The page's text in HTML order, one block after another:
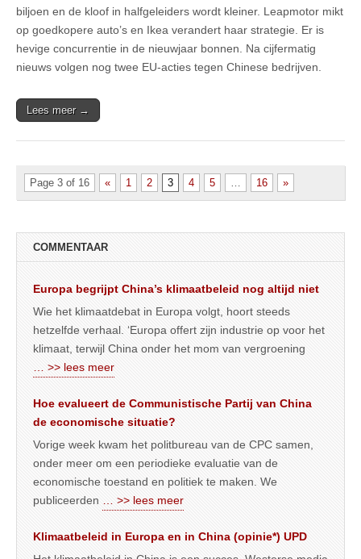
biljoen en de kloof in halfgeleiders wordt kleiner. Leapmotor mikt
op goedkopere auto’s en Ikea verandert haar strategie. Er is
hevige concurrentie in de nieuwjaar bonnen. Na cijfermatig
nieuws volgen nog twee EU-acties tegen Chinese bedrijven.
Lees meer →
Page 3 of 16 « 1 2 3 4 5 16 »
COMMENTAAR
Europa begrijpt China’s klimaatbeleid nog altijd niet
Wie het klimaatdebat in Europa volgt, hoort steeds
hetzelfde verhaal. ‘Europa offert zijn industrie op voor het
klimaat, terwijl China onder het mom van vergroening
… >> lees meer
Hoe evalueert de Communistische Partij van China
de economische situatie?
Vorige week kwam het politbureau van de CPC samen,
onder meer om een periodieke evaluatie van de
economische toestand en politiek te maken. We
publiceerden
… >> lees meer
Klimaatbeleid in Europa en in China (opinie*) UPD